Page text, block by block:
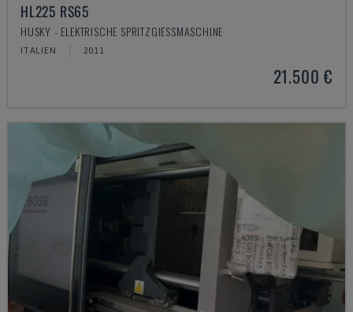
HL225 RS65
HUSKY - ELEKTRISCHE SPRITZGIESSMASCHINE
ITALIEN 2011
21.500 €